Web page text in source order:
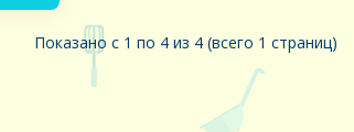
Показано с 1 по 4 из 4 (всего 1 страниц)